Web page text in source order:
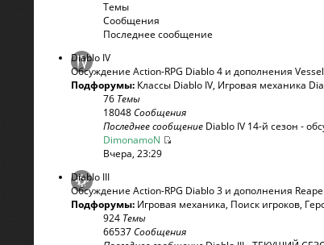
Темы
Сообщения
Последнее сообщение
Diablo IV
Обсуждение Action-RPG Diablo 4 и дополнения
Подфорумы: Классы Diablo IV, Игровая механика
76 Темы
18048Сообщения
Последнее сообщение Diablo IV 14-й сезон -
DimonamoN
Вчера, 23:29
Diablo III
Обсуждение Action-RPG Diablo 3 и дополнения
Подфорумы: Игровая механика, Поиск игроков,
924 Темы
66537Сообщения